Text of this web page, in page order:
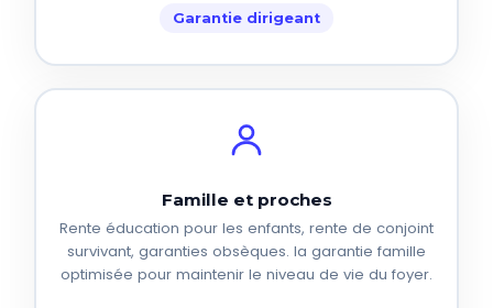
Garantie dirigeant
Famille et proches
Rente éducation pour les enfants, rente de conjoint
survivant, garanties obsèques. la garantie famille
optimisée pour maintenir le niveau de vie du foyer.